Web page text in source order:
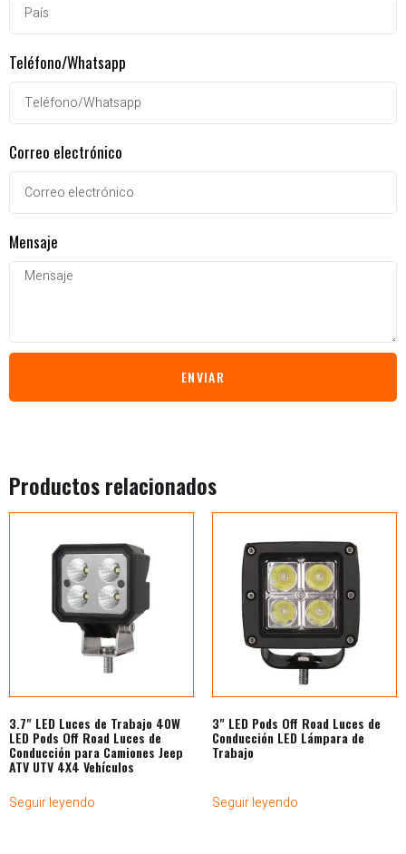
Teléfono/Whatsapp
Correo electrónico
Mensaje
ENVIAR
Productos relacionados
3.7" LED Luces de Trabajo 40W
LED Pods Off Road Luces de
Conducción para Camiones Jeep
ATV UTV 4X4 Vehículos
Seguir leyendo
3" LED Pods Off Road Luces de
Conducción LED Lámpara de
Trabajo
Seguir leyendo